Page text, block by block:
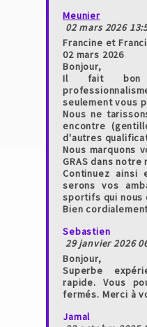
Meunier
02 mars 2026
Francine et
02 mars 2026
Bonjour,
Il fait bon
seulement vous
Nous ne
encontre
d'autres
Nous marquons
GRAS dans
Continuez ainsi
serons vos
sportifs qui nous
Bien
Sebastien
29 janvier 2026
Bonjour,
Superbe
rapide. Vous
fermés. Merci à
Jamal